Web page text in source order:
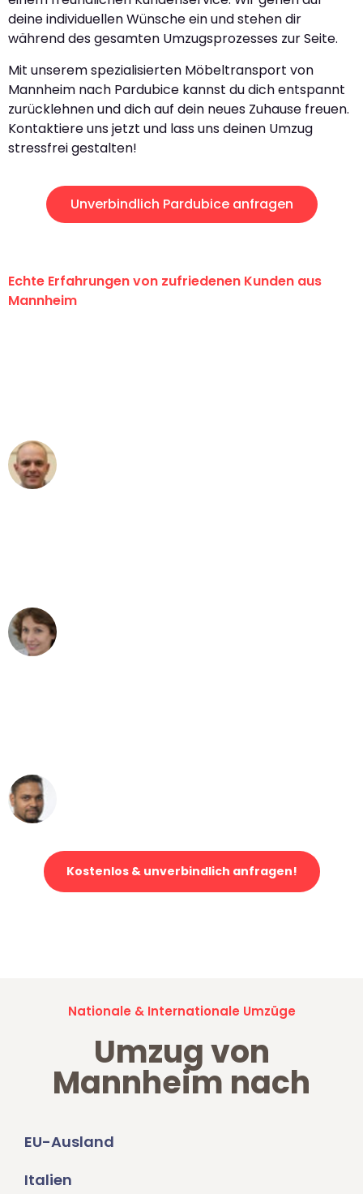
deine individuellen Wünsche ein und stehen dir
während des gesamten Umzugsprozesses zur Seite.
Mit unserem spezialisierten Möbeltransport von
Mannheim nach Pardubice kannst du dich entspannt
zurücklehnen und dich auf dein neues Zuhause freuen.
Kontaktiere uns jetzt und lass uns deinen Umzug
stressfrei gestalten!
Unverbindlich Pardubice anfragen
Echte Erfahrungen von zufriedenen Kunden aus
Mannheim
Kostenlos & unverbindlich anfragen!
Nationale & Internationale Umzüge
Umzug von
Mannheim nach
EU-Ausland
Italien